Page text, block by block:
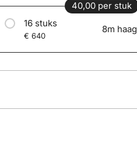
40,00 per stuk
16 stuks
€ 640
8m haag